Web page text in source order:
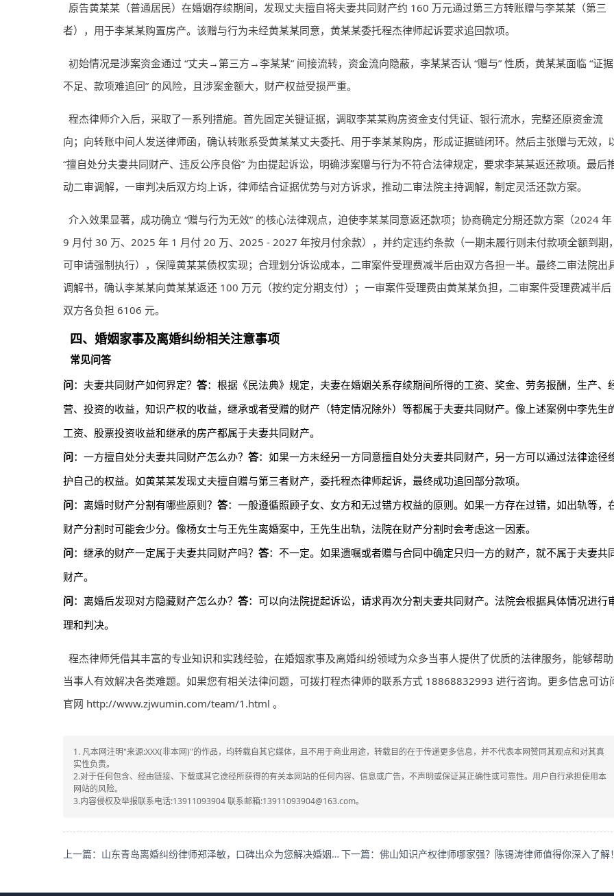
原告黄某某（普通居民）在婚姻存续期间，发现丈夫擅自将夫妻共同财产约 160 万元通过第三方转账赠与李某某（第三
者），用于李某某购置房产。该赠与行为未经黄某某同意，黄某某委托程杰律师起诉要求追回款项。
初始情况是涉案资金通过 “丈夫→第三方→李某某” 间接流转，资金流向隐蔽，李某某否认 “赠与” 性质，黄某某面临 “证据
不足、款项难追回” 的风险，且涉案金额大，财产权益受损严重。
程杰律师介入后，采取了一系列措施。首先固定关键证据，调取李某某购房资金支付凭证、银行流水，完整还原资金流
向；向转账中间人发送律师函，确认转账系受黄某某丈夫委托、用于李某某购房，形成证据链闭环。然后主张赠与无效，
“擅自处分夫妻共同财产、违反公序良俗” 为由提起诉讼，明确涉案赠与行为不符合法律规定，要求李某某返还款项。最后
动二审调解，一审判决后双方均上诉，律师结合证据优势与对方诉求，推动二审法院主持调解，制定灵活还款方案。
介入效果显著，成功确立 “赠与行为无效” 的核心法律观点，迫使李某某同意返还款项；协商确定分期还款方案（2024 年
9 月付 30 万、2025 年 1 月付 20 万、2025 - 2027 年按月付余款），并约定违约条款（一期未履行则未付款项全额到期，
可申请强制执行），保障黄某某债权实现；合理划分诉讼成本，二审案件受理费减半后由双方各担一半。最终二审法院出
调解书，确认李某某向黄某某返还 100 万元（按约定分期支付）；一审案件受理费由黄某某负担，二审案件受理费减半后
双方各负担 6106 元。
四、婚姻家事及离婚纠纷相关注意事项
常见问答
问：夫妻共同财产如何界定？ 答：根据《民法典》规定，夫妻在婚姻关系存续期间所得的工资、奖金、劳务报酬，生产、
营、投资的收益，知识产权的收益，继承或者受赠的财产（特定情况除外）等都属于夫妻共同财产。像上述案例中李先生
工资、股票投资收益和继承的房产都属于夫妻共同财产。
问：一方擅自处分夫妻共同财产怎么办？ 答：如果一方未经另一方同意擅自处分夫妻共同财产，另一方可以通过法律途径
护自己的权益。如黄某某发现丈夫擅自赠与第三者财产，委托程杰律师起诉，最终成功追回部分款项。
问：离婚时财产分割有哪些原则？ 答：一般遵循照顾子女、女方和无过错方权益的原则。如果一方存在过错，如出轨等，
财产分割时可能会少分。像杨女士与王先生离婚案中，王先生出轨，法院在财产分割时会考虑这一因素。
问：继承的财产一定属于夫妻共同财产吗？ 答：不一定。如果遗嘱或者赠与合同中确定只归一方的财产，就不属于夫妻共
财产。
问：离婚后发现对方隐藏财产怎么办？ 答：可以向法院提起诉讼，请求再次分割夫妻共同财产。法院会根据具体情况进行
理和判决。
程杰律师凭借其丰富的专业知识和实践经验，在婚姻家事及离婚纠纷领域为众多当事人提供了优质的法律服务，能够帮助
当事人有效解决各类难题。如果您有相关法律问题，可拨打程杰律师的联系方式 18868832993 进行咨询。更多信息可访
官网 http://www.zjwumin.com/team/1.html 。
1. 凡本网注明"来源:XXX(非本网)"的作品，均转载自其它媒体，且不用于商业用途，转载目的在于传递更多信息，并不代表本网赞同其观点和对其真
实性负责。
2.对于任何包含、经由链接、下载或其它途径所获得的有关本网站的任何内容、信息或广告，不声明或保证其正确性或可靠性。用户自行承担使用本
网站的风险。
3.内容侵权及举报联系电话:13911093904 联系邮箱:13911093904@163.com。
上一篇：山东青岛离婚纠纷律师郑泽敏，口碑出众为您解决婚姻难题！ 下一篇：佛山知识产权律师哪家强？陈锡涛律师值得你深入了解！